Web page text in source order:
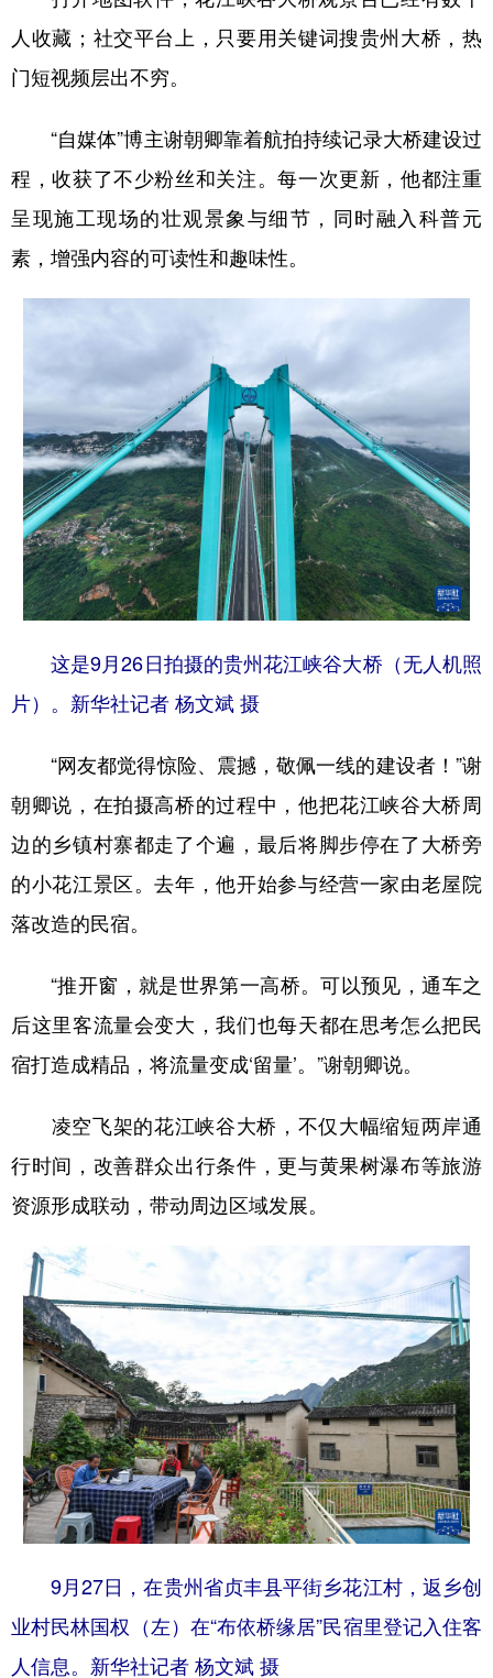
人收藏；社交平台上，只要用关键词搜贵州大桥，热
门短视频层出不穷。
“自媒体”博主谢朝卿靠着航拍持续记录大桥建设过
程，收获了不少粉丝和关注。每一次更新，他都注重
呈现施工现场的壮观景象与细节，同时融入科普元
素，增强内容的可读性和趣味性。
这是9月26日拍摄的贵州花江峡谷大桥（无人机照
片）。新华社记者 杨文斌 摄
“网友都觉得惊险、震撼，敬佩一线的建设者！”谢
朝卿说，在拍摄高桥的过程中，他把花江峡谷大桥周
边的乡镇村寨都走了个遍，最后将脚步停在了大桥旁
的小花江景区。去年，他开始参与经营一家由老屋院
落改造的民宿。
“推开窗，就是世界第一高桥。可以预见，通车之
后这里客流量会变大，我们也每天都在思考怎么把民
宿打造成精品，将流量变成‘留量’。”谢朝卿说。
凌空飞架的花江峡谷大桥，不仅大幅缩短两岸通
行时间，改善群众出行条件，更与黄果树瀑布等旅游
资源形成联动，带动周边区域发展。
9月27日，在贵州省贞丰县平街乡花江村，返乡创
业村民林国权（左）在“布依桥缘居”民宿里登记入住客
人信息。新华社记者 杨文斌 摄